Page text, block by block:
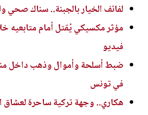
لفائف الخيار بالجبنة.. سناك صحي
مؤثر مكسيكي يُقتل أمام متابعيه
فيديو
ضبط أسلحة وأموال وذهب داخل
في تونس
هكاري.. وجهة تركية ساحرة لعشاق